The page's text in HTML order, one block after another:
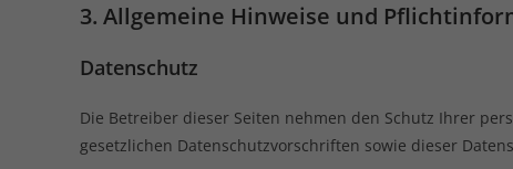
3. Allgemeine Hinweise und
Datenschutz
Die Betreiber dieser Seiten nehmen den Schutz Ihrer
gesetzlichen Datenschutzvorschriften sowie dieser